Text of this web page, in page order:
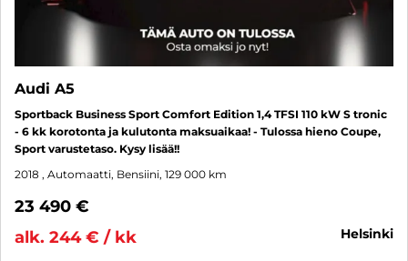
Audi A5
Sportback Business Sport Comfort Edition 1,4 TFSI 110 kW S tronic
- 6 kk korotonta ja kulutonta maksuaikaa! - Tulossa hieno Coupe,
Sport varustetaso. Kysy lisää!!
2018 , Automaatti, Bensiini, 129 000 km
23 490 €
alk. 244 € / kk
helsinki